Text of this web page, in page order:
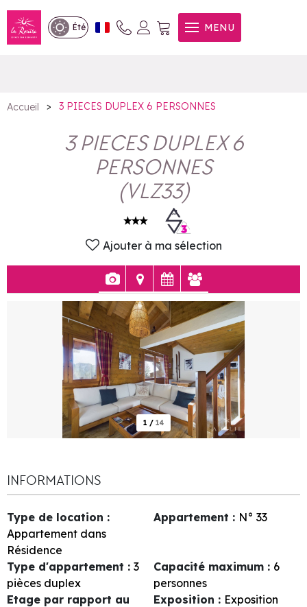
Été MENU
3 PIECES DUPLEX 6
PERSONNES
Accueil > 3 PIECES DUPLEX 6 PERSONNES
3 PIECES DUPLEX 6
PERSONNES
(VLZ33)
Ajouter à ma sélection
1 / 14
INFORMATIONS
Type de location :
Appartement dans
Résidence
Appartement : N° 33
Type d'appartement : 3
pièces duplex
Capacité maximum : 6
personnes
Etage par rapport au
Exposition : Exposition